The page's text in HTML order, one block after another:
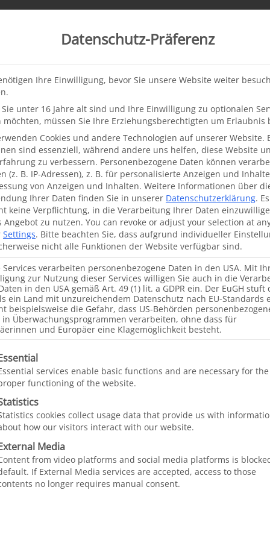
Deutsch
Aid projects Donate & Support
Jiwaqui from Bolivia
withcleft lip and palatein developing countries,
. These organizations are usually founded
This ensures that the valuable experience
country and that reliable and easily
families.
of these organizations for long stretches of
Jiwaqui from Bolivia, whose tenth birthday we are
team on their tenth anniversary and express our
team for their daily commitment to children
the team has given hundreds of children a new
¡Feliz décimo aniversario! Abrazo fuerte al
por su compromiso con nuestros pacientitos,
Jiwaqui’s work in Bolivia
Datenschutz-Präferenz
Ihre Einwilligung, bevor Sie unsere Website weiter
unter 16 Jahre alt sind und Ihre Einwilligung zu optionalen
möchten, müssen Sie Ihre Erziehungsberechtigten um Erlaubnis
Cookies und andere Technologien auf unserer Website.
sind essenziell, während andere uns helfen, diese Website
zu verbessern. Personenbezogene Daten können
(z. B. IP-Adressen), z. B. für personalisierte Anzeigen und
von Anzeigen und Inhalten. Weitere Informationen über
Ihrer Daten finden Sie in unserer Datenschutzerklärung. Es
keine Verpflichtung, in die Verarbeitung Ihrer Daten
Angebot zu nutzen. You can revoke or adjust your selection at
Settings. Bitte beachten Sie, dass aufgrund individueller
nicht alle Funktionen der Website verfügbar sind.
Services verarbeiten personenbezogene Daten in den USA. Mit
zur Nutzung dieser Services willigen Sie auch in die
in den USA gemäß Art. 49 (1) lit. a GDPR ein. Der EuGH stuft
ein Land mit unzureichendem Datenschutz nach EU-Standards
beispielsweise die Gefahr, dass US-Behörden
in Überwachungsprogrammen verarbeiten, ohne dass für
und Europäer eine Klagemöglichkeit besteht.
eine Liste der Service-Gruppen, für die eine
services enable basic functions and are necessary for the
functioning of the website.
cookies collect usage data that provide us with
how our visitors interact with our website.
Media
from video platforms and social media platforms is
If External Media services are accepted, access to those
no longer requires manual consent.